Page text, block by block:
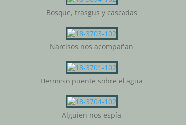
Bosque, trasgus y cascadas
Narcisos nos acompañan
Hermoso puente sobre el agua
Alguien nos espía